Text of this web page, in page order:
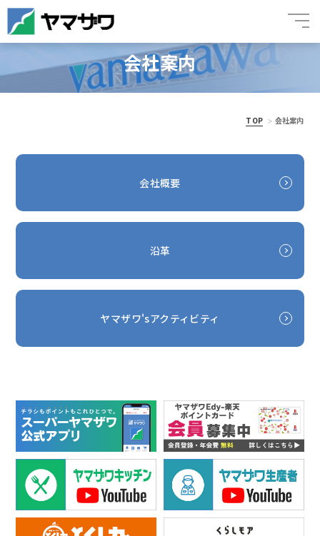
会社案内
TOP 会社案内
会社概要
沿革
ヤマザワ'sアクティビティ